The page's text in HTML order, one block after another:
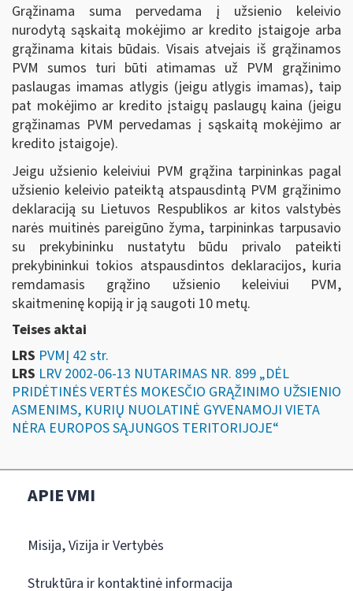
Grąžinama suma pervedama į užsienio keleivio
nurodytą sąskaitą mokėjimo ar kredito įstaigoje arba
grąžinama kitais būdais. Visais atvejais iš grąžinamos
PVM sumos turi būti atimamas už PVM grąžinimo
paslaugas imamas atlygis (jeigu atlygis imamas), taip
pat mokėjimo ar kredito įstaigų paslaugų kaina (jeigu
grąžinamas PVM pervedamas į sąskaitą mokėjimo ar
kredito įstaigoje).
Jeigu užsienio keleiviui PVM grąžina tarpininkas pagal
užsienio keleivio pateiktą atspausdintą PVM grąžinimo
deklaraciją su Lietuvos Respublikos ar kitos valstybės
narės muitinės pareigūno žyma, tarpininkas tarpusavio
su prekybininku nustatytu būdu privalo pateikti
prekybininkui tokios atspausdintos deklaracijos, kuria
remdamasis grąžino užsienio keleiviui PVM,
skaitmeninę kopiją ir ją saugoti 10 metų.
Teises aktai
LRS PVMĮ 42 str.
LRS LRV 2002-06-13 NUTARIMAS NR. 899 „DĖL
PRIDĖTINĖS VERTĖS MOKESČIO GRĄŽINIMO UŽSIENIO
ASMENIMS, KURIŲ NUOLATINĖ GYVENAMOJI VIETA
NĖRA EUROPOS SĄJUNGOS TERITORIJOJE“
APIE VMI
Misija, Vizija ir Vertybės
Struktūra ir kontaktinė informacija